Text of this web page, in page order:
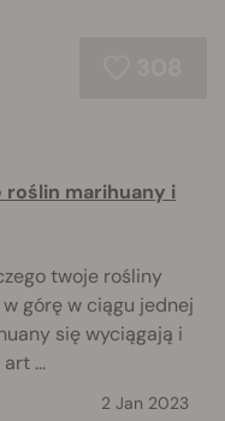
roślin marihuany i
twoje rośliny
górę w ciągu jednej
się wyciągają i
...
2 Jan 2023